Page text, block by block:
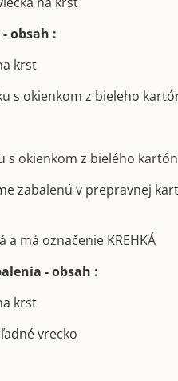
obsah :
krst
s okienkom z bieleho
s okienkom z bielého
zabalenú v prepravnej
a má označenie KREHKÁ
- obsah :
krst
vrecko